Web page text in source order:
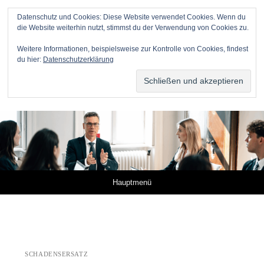
Anwälte für Online-Unternehmer
DR. METZNER RECHTSANWÄLTE – KANZLEI FÜR IP,
IT UND MEDIEN
Hauptmenü
SCHADENSERSATZ
Datenschutz und Cookies: Diese Website verwendet Cookies. Wenn du
die Website weiterhin nutzt, stimmst du der Verwendung von Cookies zu.
Weitere Informationen, beispielsweise zur Kontrolle von Cookies, findest
du hier: Datenschutzerklärung